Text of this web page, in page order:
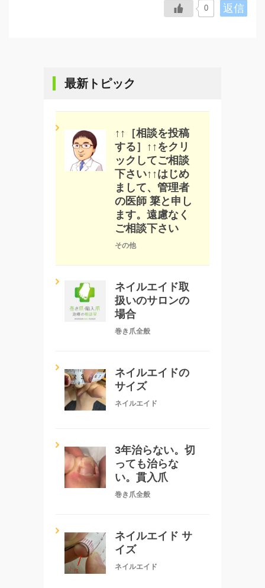
返信
0
最新トピック
↑↑［相談を投稿
する］↑↑をクリ
ックしてご相談
下さい↑↑はじめ
まして、管理者
の医師 簗と申し
ます。遠慮なく
ご相談下さい
その他
ネイルエイド取
扱いのサロンの
場合
巻き爪全般
ネイルエイドの
サイズ
ネイルエイド
3年治らない。切
っても治らな
い。貫入爪
巻き爪全般
ネイルエイド サ
イズ
ネイルエイド